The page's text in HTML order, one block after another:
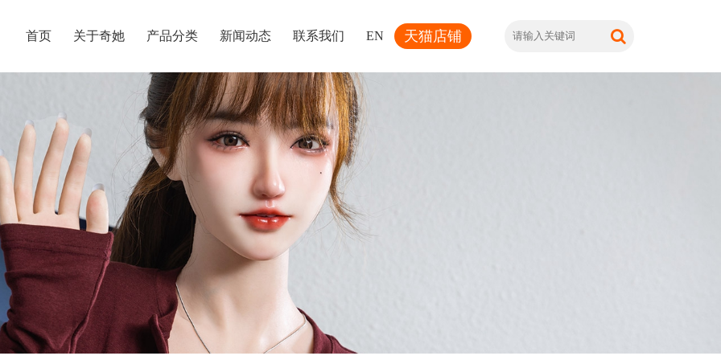
首页 关于奇她 产品分类 新闻动态 联系我们 EN 天猫店铺